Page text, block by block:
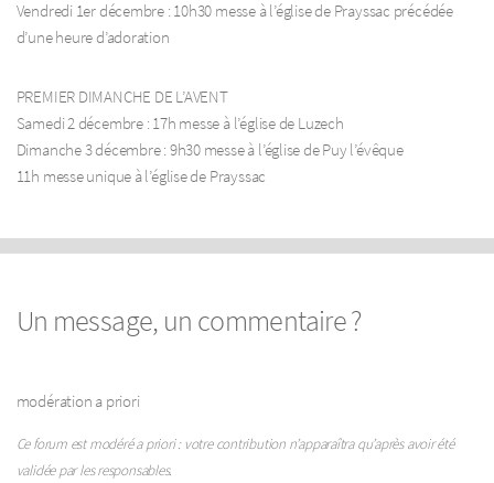
Vendredi 1er décembre : 10h30 messe à l’église de Prayssac précédée
d’une heure d’adoration
PREMIER DIMANCHE DE L’AVENT
Samedi 2 décembre : 17h messe à l’église de Luzech
Dimanche 3 décembre : 9h30 messe à l’église de Puy l’évêque
11h messe unique à l’église de Prayssac
Un message, un commentaire ?
modération a priori
Ce forum est modéré a priori : votre contribution n’apparaîtra qu’après avoir été
validée par les responsables.